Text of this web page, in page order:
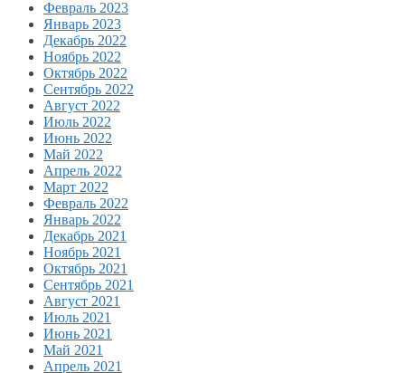
Февраль 2023
Январь 2023
Декабрь 2022
Ноябрь 2022
Октябрь 2022
Сентябрь 2022
Август 2022
Июль 2022
Июнь 2022
Май 2022
Апрель 2022
Март 2022
Февраль 2022
Январь 2022
Декабрь 2021
Ноябрь 2021
Октябрь 2021
Сентябрь 2021
Август 2021
Июль 2021
Июнь 2021
Май 2021
Апрель 2021